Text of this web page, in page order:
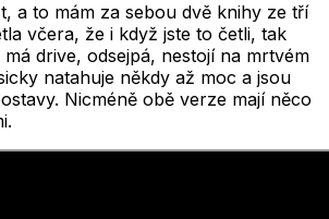
a to mám za sebou dvě knihy ze tří
včera, že i když jste to četli, tak
má drive, odsejpá, nestojí na mrtvém
natahuje někdy až moc a jsou
Nicméně obě verze mají něco